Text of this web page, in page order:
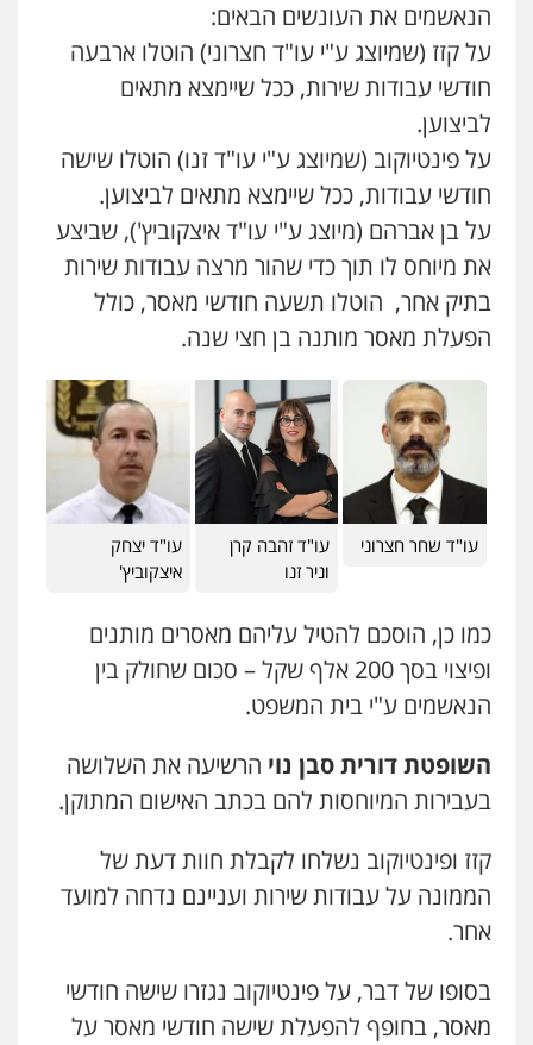
עו"ד אלון קריטי
פלילי כלכלי אלימות סמים מעצרים
0525544654
מנשה, אלמוג – עורכי דין
פלילי עבירות תנועה צווארון לבן תעבורה
עורכי דין לענייני אסירים מעצרים וחקירות
0546470989
עו"ד זוהר ארבל
פלילי פשיעה חמורה מעצרים וחקירות
קטינים
0538788878
עו"ד אסף דוק
פלילי עבירות מין סמים והימורים פשיעה
חמורה חקירות ומעצרים צווארון לבן והונאה
0526885006
הנאשמים את העונשים הבאים:
על קזז (שמיוצג ע"י עו"ד חצרוני) הוטלו ארבעה
חודשי עבודות שירות, ככל שיימצא מתאים
לביצוען.
על פינטיוקוב (שמיוצג ע"י עו"ד זנו) הוטלו שישה
חודשי עבודות, ככל שיימצא מתאים לביצוען.
על בן אברהם (מיוצג ע"י עו"ד איצקוביץ'), שביצע
את מיוחס לו תוך כדי שהור מרצה עבודות שירות
בתיק אחר, הוטלו תשעה חודשי מאסר, כולל
הפעלת מאסר מותנה בן חצי שנה.
עו"ד שחר חצרוני
עו"ד זהבה קרן
וניר זנו
עו"ד יצחק
איצקוביץ'
כמו כן, הוסכם להטיל עליהם מאסרים מותנים
ופיצוי בסך 200 אלף שקל – סכום שחולק בין
הנאשמים ע"י בית המשפט.
השופטת דורית סבן נוי הרשיעה את השלושה
בעבירות המיוחסות להם בכתב האישום המתוקן.
קזז ופינטיוקוב נשלחו לקבלת חוות דעת של
הממונה על עבודות שירות ועניינם נדחה למועד
אחר.
בסופו של דבר, על פינטיוקוב נגזרו שישה חודשי
מאסר, בחופף להפעלת שישה חודשי מאסר על
פלילי פשיעה חמורה
כלכלית עורכי דין לענייני אסירים
0542442982
פלילי פשיעה חמורה חקירות ומעצרים
נוער עורכי דין לענייני אסירים תעבורה
0549475678
עו"ד אורנת קמרון
פלילי תעבורה עורכי דין לענייני אסירים
משפחה נוער
0505417090
שני אלגרבלי – משרד עורכי דין
עורכי דין לענייני אסירים תעבורה
0507120031
עו"ד אייל אביטל
פשיעה חמורה מעצרים וחקירות
עו"ד בועז קניג
פלילי משפחה כלכלי
משפט פלילי
0528959600
משפט פלילי
0545437431